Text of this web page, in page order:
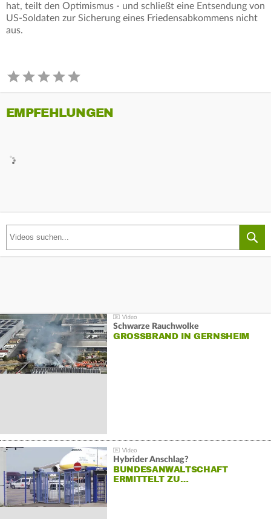
hat, teilt den Optimismus - und schließt eine Entsendung von
US-Soldaten zur Sicherung eines Friedensabkommens nicht
aus.
EMPFEHLUNGEN
Schwarze Rauchwolke
GROSSBRAND IN GERNSHEIM
Hybrider Anschlag?
BUNDESANWALTSCHAFT
ERMITTELT ZU…